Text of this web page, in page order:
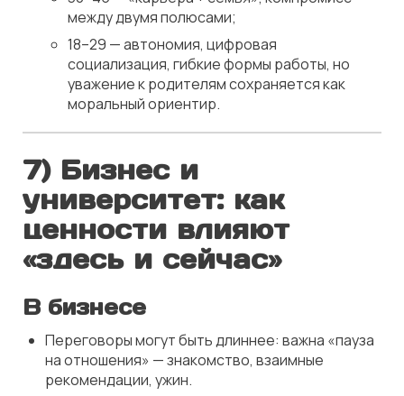
между двумя полюсами;
18–29 — автономия, цифровая
социализация, гибкие формы работы, но
уважение к родителям сохраняется как
моральный ориентир.
7) Бизнес и
университет: как
ценности влияют
«здесь и сейчас»
В бизнесе
Переговоры могут быть длиннее: важна «пауза
на отношения» — знакомство, взаимные
рекомендации, ужин.